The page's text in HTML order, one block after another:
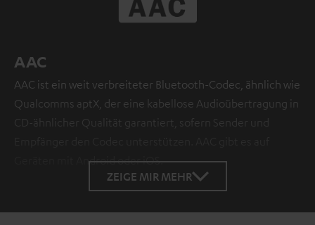
AAC
AAC ist ein weit verbreiteter Bluetooth-Codec, ähnlich wie
Qualcomms aptX, der eine kabellose Audioübertragung in
CD-ähnlicher Qualität garantiert, sofern Sender und
Geräten mit Android oder iOS.
ZEIGE MIR MEHR